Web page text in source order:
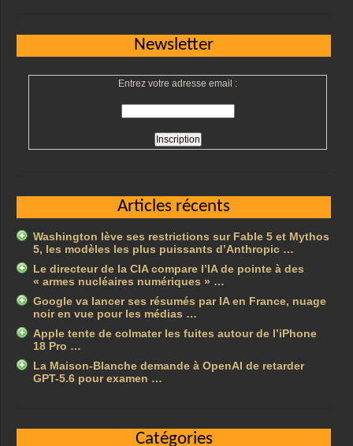
Newsletter
Entrez votre adresse email :
Articles récents
Washington lève ses restrictions sur Fable 5 et Mythos
5, les modèles les plus puissants d’Anthropic …
Le directeur de la CIA compare l’IA de pointe à des
« armes nucléaires numériques » …
Google va lancer ses résumés par IA en France, nuage
noir en vue pour les médias …
Apple tente de colmater les fuites autour de l’iPhone
18 Pro …
La Maison-Blanche demande à OpenAI de retarder
GPT-5.6 pour examen …
Catégories